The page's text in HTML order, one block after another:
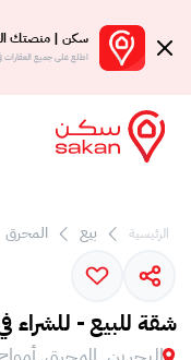
سكن | منصتك
اطلع على جميع العقارات
الرئيسية بيع المحرق
شقة للبيع - للشراء